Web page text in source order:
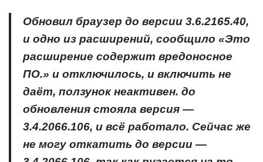
Обновил браузер до версии 3.6.2165.40,
и одно из расширений, сообщило «Это
расширение содержит вредоносное
ПО.» и отключилось, и включить не
даёт, ползунок неактивен. до
обновления стояла версия —
3.4.2066.106, и всё работало. Сейчас же
не могу откатить до версии —